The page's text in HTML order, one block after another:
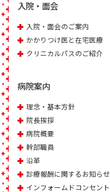
入院・面会
入院・面会のご案内
かかりつけ医と在宅医療
クリニカルパスのご紹介
病院案内
理念・基本方針
院長挨拶
病院概要
幹部職員
沿革
診療報酬に関するお知らせ
インフォームドコンセント